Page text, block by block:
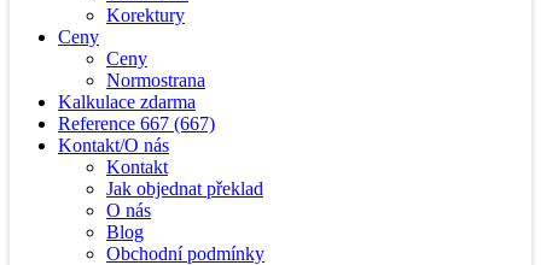
Korektury
Ceny
Ceny
Normostrana
Kalkulace zdarma
Reference 667 (667)
Kontakt/O nás
Kontakt
Jak objednat překlad
O nás
Blog
Obchodní podmínky